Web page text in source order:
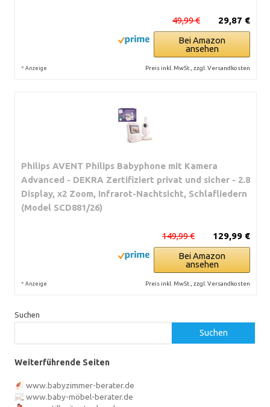
29,87 €
49,99 €
Bei Amazon
ansehen
* Anzeige Preis inkl. MwSt., zzgl. Versandkosten
Philips AVENT Philips Babyphone mit Kamera
Advanced - DEKRA Zertifiziert privat und sicher - 2.8
Display, x2 Zoom, Infrarot-Nachtsicht, Schlafliedern
(Model SCD881/26)
129,99 €
149,99 €
Bei Amazon
ansehen
* Anzeige Preis inkl. MwSt., zzgl. Versandkosten
Suchen
Suchen
Weiterführende Seiten
www.babyzimmer-berater.de
www.baby-möbel-berater.de